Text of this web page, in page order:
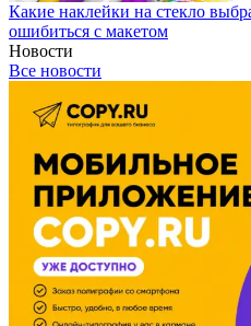
Какие наклейки на стекло
ошибиться с макетом
Новости
Все новости